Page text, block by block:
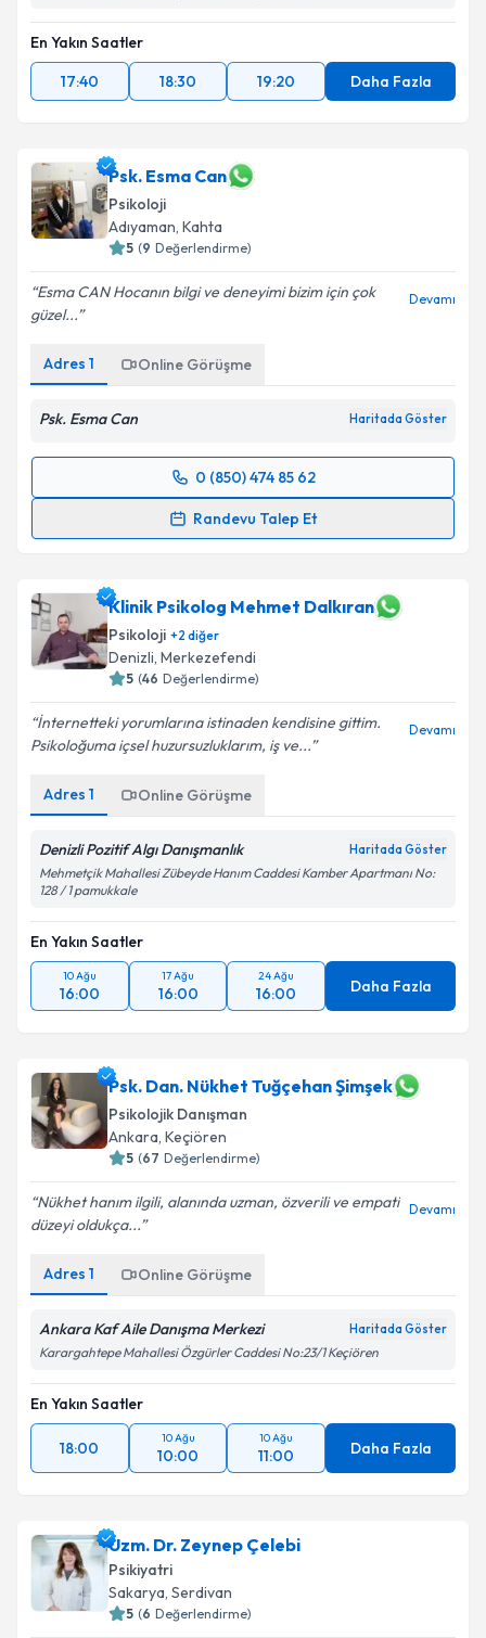
En Yakın Saatler
17:40
18:30 19:20 Daha Fazla
Psk. Esma Can
Psikoloji
Adıyaman, Kahta
5 (9 Değerlendirme)
Esma CAN Hocanın bilgi ve deneyimi bizim için çok
güzel...
Devamı
Adres 1 Online Görüşme
Psk. Esma Can Haritada Göster
0 (850) 474 85 62
Randevu Talep Et
Randevu Takvimi Talebi
hazırlandığında e-posta ile bilgilendireceğiz.
E-posta Adresiniz
Kişisel verilerimin işlenmesine ilişkin
kapsamda işlenmesini kabul ediyorum.
Takvim Talebini Gönder
Klinik Psikolog Mehmet Dalkıran
Psikoloji +2 diğer
Denizli, Merkezefendi
5 (46 Değerlendirme)
İnternetteki yorumlarına istinaden kendisine gittim.
Psikoloğuma içsel huzursuzluklarım, iş ve...
Devamı
Adres 1 Online Görüşme
Denizli Pozitif Algı Danışmanlık Haritada Göster
Mehmetçik Mahallesi Zübeyde Hanım Caddesi Kamber Apartmanı No:
128 / 1 pamukkale
En Yakın Saatler
10 Ağu
16:00
17 Ağu
16:00
24 Ağu
16:00 Daha Fazla
Psk. Dan. Nükhet Tuğçehan Şimşek
Psikolojik Danışman
Ankara, Keçiören
5 (67 Değerlendirme)
Nükhet hanım ilgili, alanında uzman, özverili ve empati
düzeyi oldukça...
Devamı
Adres 1 Online Görüşme
Ankara Kaf Aile Danışma Merkezi Haritada Göster
Karargahtepe Mahallesi Özgürler Caddesi No:23/1 Keçiören
En Yakın Saatler
18:00
10 Ağu
10:00
10 Ağu
11:00 Daha Fazla
Uzm. Dr. Zeynep Çelebi
Psikiyatri
Sakarya, Serdivan
5 (6 Değerlendirme)